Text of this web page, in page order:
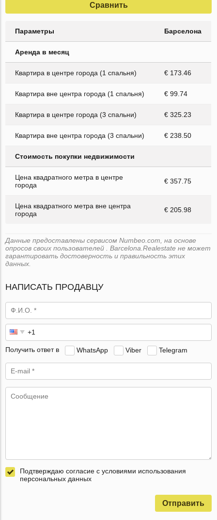
Сравнить
Параметры Барселона
Аренда в месяц
Квартира в центре города (1 спальня) € 173.46
Квартира вне центра города (1 спальня) € 99.74
Квартира в центре города (3 спальни) € 325.23
Квартира вне центра города (3 спальни) € 238.50
Стоимость покупки недвижимости
Цена квадратного метра в центре
города
€ 357.75
Цена квадратного метра вне центра
города
€ 205.98
Данные предоставлены сервисом Numbeo.com, на основе
опросов своих пользователей . Barcelona.Realestate не может
гарантировать достоверность и правильность этих
данных.
НАПИСАТЬ ПРОДАВЦУ
Получить ответ в WhatsApp Viber Telegram
Подтверждаю согласие с условиями использования
персональных данных
Отправить